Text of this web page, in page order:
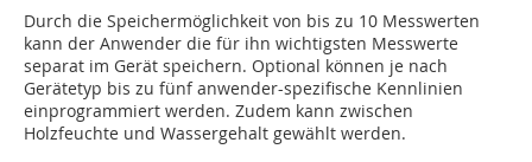
Durch die Speichermöglichkeit von bis zu 10 Messwerten
kann der Anwender die für ihn wichtigsten Messwerte
separat im Gerät speichern. Optional können je nach
Gerätetyp bis zu fünf anwender-spezifische Kennlinien
einprogrammiert werden. Zudem kann zwischen
Holzfeuchte und Wassergehalt gewählt werden.